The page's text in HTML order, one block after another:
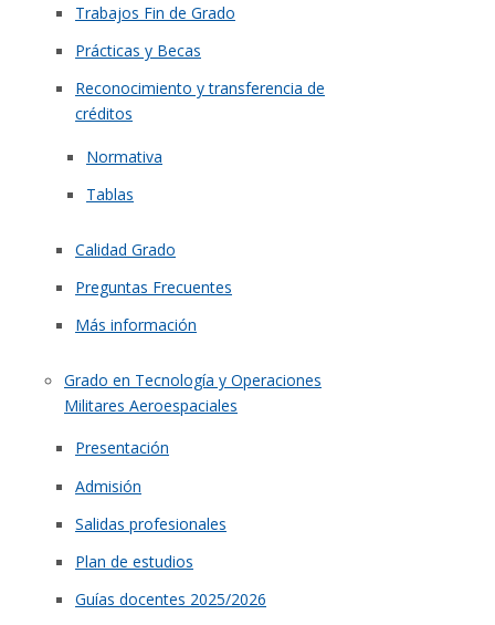
Trabajos Fin de Grado
Prácticas y Becas
Reconocimiento y transferencia de
créditos
Normativa
Tablas
Calidad Grado
Preguntas Frecuentes
Más información
Grado en Tecnología y Operaciones
Militares Aeroespaciales
Presentación
Admisión
Salidas profesionales
Plan de estudios
Guías docentes 2025/2026